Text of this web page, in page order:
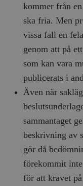
kommer från
ska fria. Men
vissa fall en
genom att på
som kan vara
publicerats i
Även när
sammantaget
beskrivning av
gör då
förekommit
för att kravet